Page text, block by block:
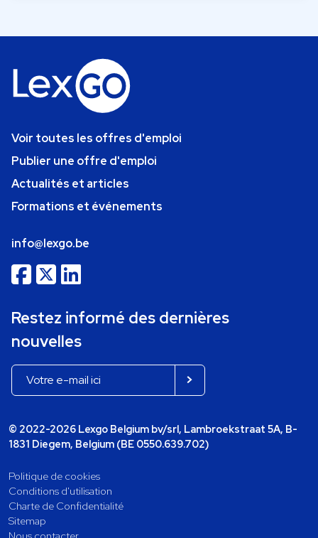
Voir toutes les offres d'emploi
Publier une offre d'emploi
Actualités et articles
Formations et événements
info@lexgo.be
Restez informé des dernières
nouvelles
© 2022-2026 Lexgo Belgium bv/srl, Lambroekstraat 5A, B-
1831 Diegem, Belgium (BE 0550.639.702)
Politique de cookies
Conditions d'utilisation
Charte de Confidentialité
Sitemap